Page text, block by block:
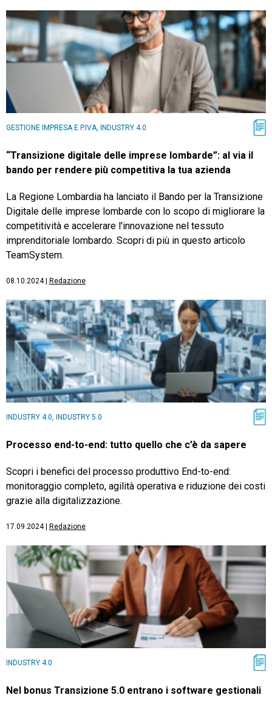
GESTIONE IMPRESA E P.IVA, INDUSTRY 4.0
“Transizione digitale delle imprese lombarde”: al via il
bando per rendere più competitiva la tua azienda
La Regione Lombardia ha lanciato il Bando per la Transizione
Digitale delle imprese lombarde con lo scopo di migliorare la
competitività e accelerare l'innovazione nel tessuto
imprenditoriale lombardo. Scopri di più in questo articolo
TeamSystem.
08.10.2024| Redazione
INDUSTRY 4.0, INDUSTRY 5.0
Processo end-to-end: tutto quello che c’è da sapere
Scopri i benefici del processo produttivo End-to-end:
monitoraggio completo, agilità operativa e riduzione dei costi
grazie alla digitalizzazione.
17.09.2024| Redazione
INDUSTRY 4.0
Nel bonus Transizione 5.0 entrano i software gestionali